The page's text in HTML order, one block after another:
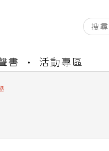
書 活動專區